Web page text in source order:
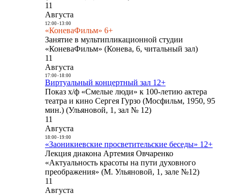
11
Августа
12:00- 13:00
«КоневаФильм» 6+
Занятие в мультипликационной студии
«КоневаФильм» (Конева, 6, читальный зал)
11
Августа
17:00- 18:00
Виртуальный концертный зал 12+
Показ х/ф «Смелые люди» к 100-летию актера
театра и кино Сергея Гурзо (Мосфильм, 1950, 95
мин.) (Ульяновой, 1, зал № 12)
11
Августа
18:00- 19:00
«Заоникиевские просветительские беседы» 12+
Лекция диакона Артемия Овчаренко
«Актуальность красоты на пути духовного
преображения» (М. Ульяновой, 1, зале №12)
11
Августа